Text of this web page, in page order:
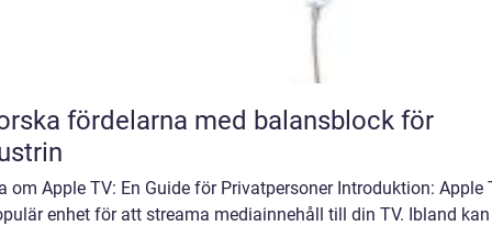
fördelarna med balansblock för
om Apple TV: En Guide för Privatpersoner Introduktion: Apple
enhet för att streama mediainnehåll till din TV. Ibland